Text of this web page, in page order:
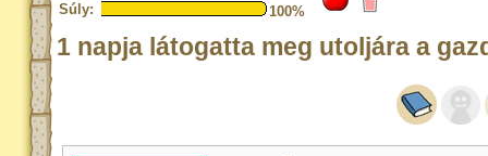
Súly:
100%
1 napja látogatta meg utoljára a